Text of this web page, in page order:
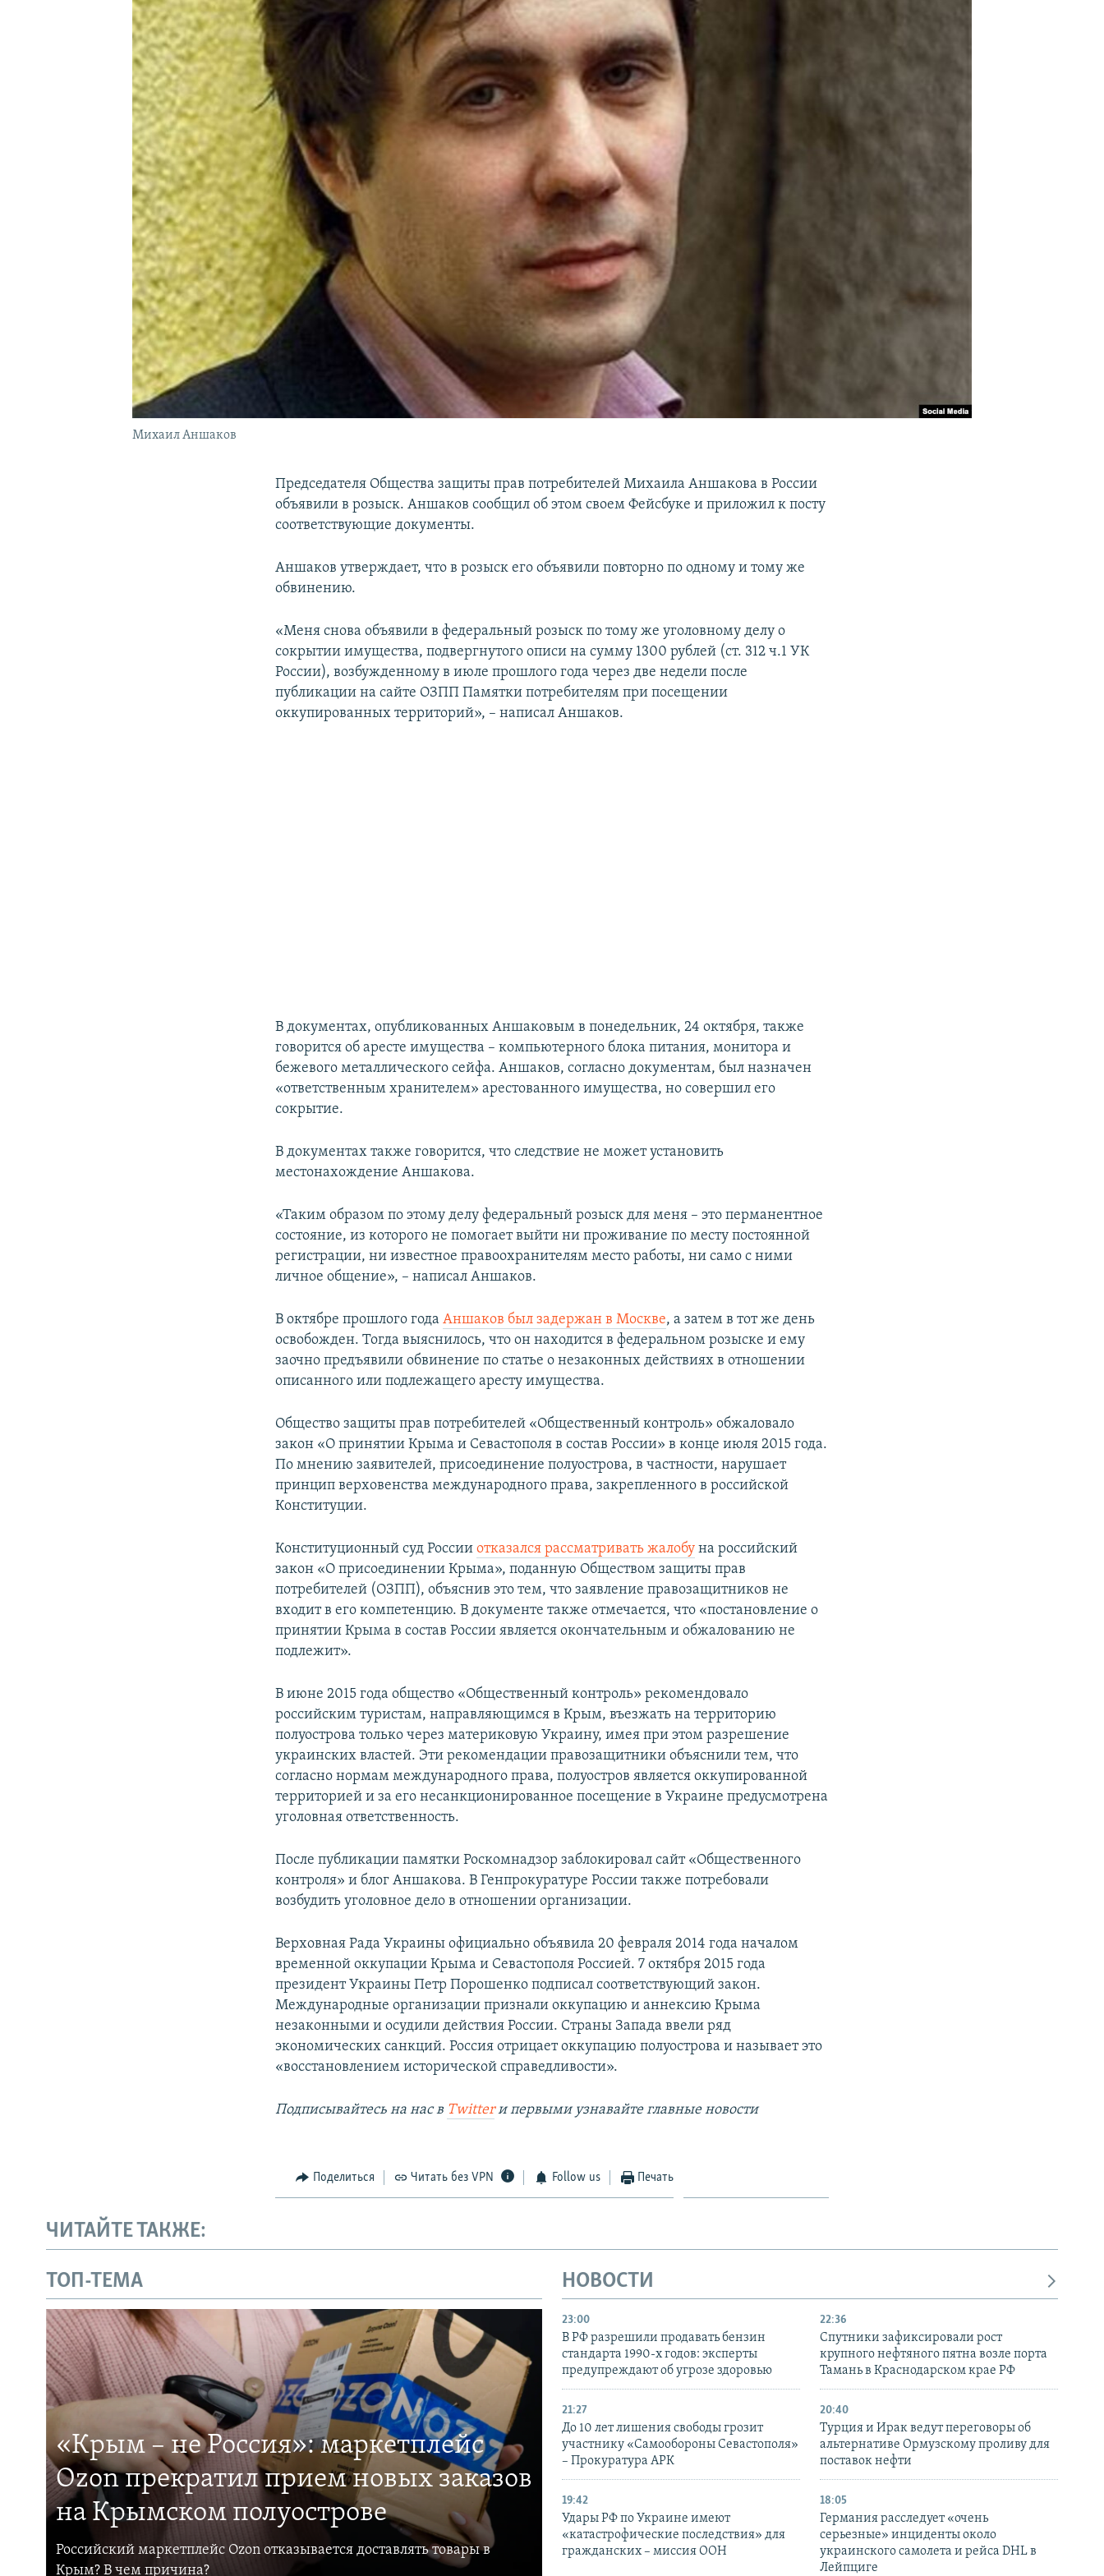
КРЫМ.НЕПОКОРЕННЫЙ
УКРАИНСКАЯ ПРОБЛЕМА КРЫМА
Михаил Аншаков
Председателя Общества защиты прав потребителей Михаила Аншакова в России
объявили в розыск. Аншаков сообщил об этом своем Фейсбуке и приложил к посту
соответствующие документы.
Аншаков утверждает, что в розыск его объявили повторно по одному и тому же
обвинению.
«Меня снова объявили в федеральный розыск по тому же уголовному делу о
сокрытии имущества, подвергнутого описи на сумму 1300 рублей (ст. 312 ч.1 УК
России), возбужденному в июле прошлого года через две недели после
публикации на сайте ОЗПП Памятки потребителям при посещении
оккупированных территорий», – написал Аншаков.
​В документах, опубликованных Аншаковым в понедельник, 24 октября, также
говорится об аресте имущества – компьютерного блока питания, монитора и
бежевого металлического сейфа. Аншаков, согласно документам, был назначен
«ответственным хранителем» арестованного имущества, но совершил его
сокрытие.
В документах также говорится, что следствие не может установить
местонахождение Аншакова.
«Таким образом по этому делу федеральный розыск для меня – это перманентное
состояние, из которого не помогает выйти ни проживание по месту постоянной
регистрации, ни известное правоохранителям место работы, ни само с ними
личное общение», – написал Аншаков.
В октябре прошлого годаАншаков был задержан в Москве, а затем в тот же день
освобожден. Тогда выяснилось, что он находится в федеральном розыске и ему
заочно предъявили обвинение по статье о незаконных действиях в отношении
описанного или подлежащего аресту имущества.
Общество защиты прав потребителей «Общественный контроль» обжаловало
закон «О принятии Крыма и Севастополя в состав России» в конце июля 2015 года.
По мнению заявителей, присоединение полуострова, в частности, нарушает
принцип верховенства международного права, закрепленного в российской
Конституции.
Конституционный суд Россииотказался рассматривать жалобу на российский
закон «О присоединении Крыма», поданную Обществом защиты прав
потребителей (ОЗПП), объяснив это тем, что заявление правозащитников не
входит в его компетенцию. В документе также отмечается, что «постановление о
принятии Крыма в состав России является окончательным и обжалованию не
подлежит».
В июне 2015 года общество «Общественный контроль» рекомендовало
российским туристам, направляющимся в Крым, въезжать на территорию
полуострова только через материковую Украину, имея при этом разрешение
украинских властей. Эти рекомендации правозащитники объяснили тем, что
согласно нормам международного права, полуостров является оккупированной
территорией и за его несанкционированное посещение в Украине предусмотрена
уголовная ответственность.
После публикации памятки Роскомнадзор заблокировал сайт «Общественного
контроля» и блог Аншакова. В Генпрокуратуре России также потребовали
возбудить уголовное дело в отношении организации.
Верховная Рада Украины официально объявила 20 февраля 2014 года началом
временной оккупации Крыма и Севастополя Россией. 7 октября 2015 года
президент Украины Петр Порошенко подписал соответствующий закон.
Международные организации признали оккупацию и аннексию Крыма
незаконными и осудили действия России. Страны Запада ввели ряд
экономических санкций. Россия отрицает оккупацию полуострова и называет это
«восстановлением исторической справедливости».
Подписывайтесь на наc в Twitterи первыми узнавайте главные новости
Поделиться Читать без VPN Follow us Печать
ЧИТАЙТЕ ТАКЖЕ:
ТОП-ТЕМА
«Крым – не Россия»: маркетплейс
Ozon прекратил прием новых заказов
на Крымском полуострове
Российский маркетплейс Ozon отказывается доставлять товары в
Крым? В чем причина?
НОВОСТИ
23:00
В РФ разрешили продавать бензин
стандарта 1990-х годов: эксперты
предупреждают об угрозе здоровью
22:36
Спутники зафиксировали рост
крупного нефтяного пятна возле порта
Тамань в Краснодарском крае РФ
21:27
До 10 лет лишения свободы грозит
участнику «Самообороны Севастополя»
– Прокуратура АРК
20:40
Турция и Ирак ведут переговоры об
альтернативе Ормузскому проливу для
поставок нефти
19:42
Удары РФ по Украине имеют
«катастрофические последствия» для
гражданских – миссия ООН
18:05
Германия расследует «очень
серьезные» инциденты около
украинского самолета и рейса DHL в
Лейпциге